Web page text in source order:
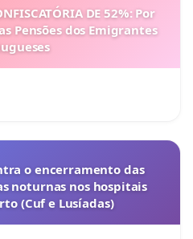
DE 52%: Por
Pensões dos Emigrantes
o encerramento das
noturnas nos hospitais
(Cuf e Lusíadas)